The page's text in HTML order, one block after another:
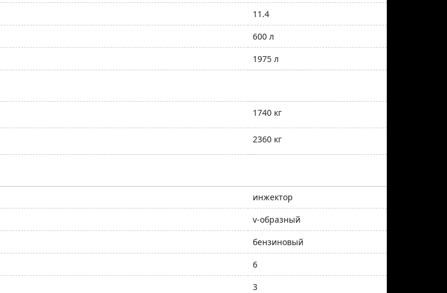
11.4
600 л
1975 л
1740 кг
2360 кг
инжектор
v-образный
бензиновый
6
3